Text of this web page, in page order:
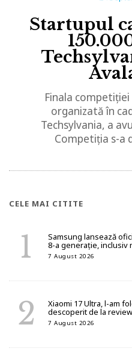
Startupul
Finala
organizată în
Techsylvania, a
Competiția s-a
CELE MAI CITITE
Samsung lansează
8-a generație, inclusiv
7 August 2026
Xiaomi 17 Ultra, l-am
descoperit de la
7 August 2026